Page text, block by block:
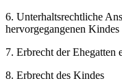
6. Unterhaltsrechtliche
hervorgegangenen Kindes
7. Erbrecht der Ehegatten
8. Erbrecht des Kindes